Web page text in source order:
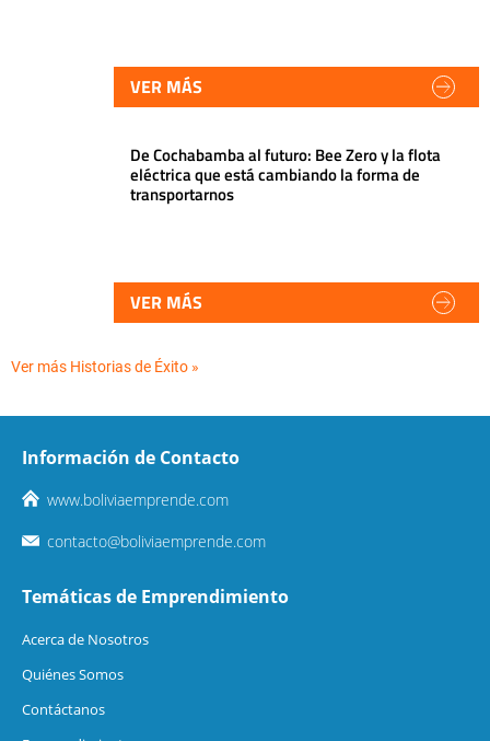
VER MÁS
De Cochabamba al futuro: Bee Zero y la flota
eléctrica que está cambiando la forma de
transportarnos
VER MÁS
Ver más Historias de Éxito »
Información de Contacto
www.boliviaemprende.com
contacto@boliviaemprende.com
Temáticas de Emprendimiento
Acerca de Nosotros
Quiénes Somos
Contáctanos